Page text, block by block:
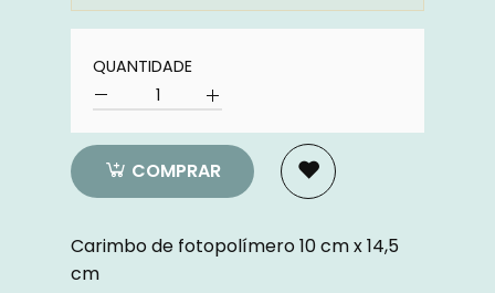
Quantidade
QUANTIDADE
COMPRAR
Carimbo de fotopolímero 10 cm x 14,5
cm